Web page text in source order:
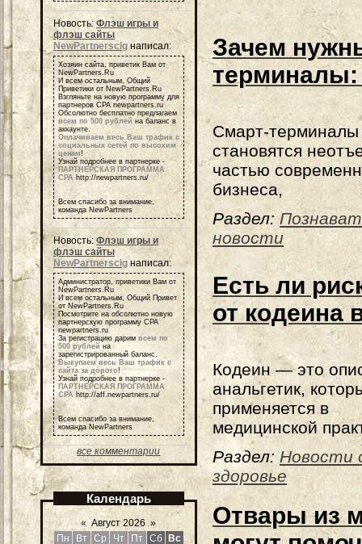
Новость: Флэш игры и
флэш сайты
NewPartnerscig написал:
Хозяин сайта, приветик Вам от
NewPartners.Ru
И всем остальным, Общий
Приветики от NewPartners.Ru
Взгляньте на новую программу для
партнеров СРА newpartners.ru
Обсолютно бесплатно предлагаем
всем по 500 рублей на баланс в
аккаунте.
Оплачиваем весь Ваш трафик с
социальных сетей по высоким
ценам!
Узнай подробнее в партнерке -
ПАРТНЕРСКАЯ ПРОГРАММА
СРА http://newpartners.ru/
Всем спасибо за внимание,
команда NewPartners
Новость:Флэш игры и
флэш сайты
NewPartnerscig написал:
Администратор, приветики Вам от
NewPartners.Ru
И всем остальным, Общий Привет
от NewPartners.Ru
Посмотрите на обсолютно новую
партнерскую программу СРА
newpartners.ru
За регистрацию дарим всем по
500 рублей на
зарегистрированный баланс.
Выкупаем весь Ваш трафик с
сайта за дорого!
Узнай подробнее в партнерке -
ПАРТНЕРСКАЯ ПРОГРАММА
СРА http://aff.newpartners.ru/
Всем спасибо за внимание,
команда NewPartners
все комментарии
Календарь
« Август 2026 »
Пн
Вт Ср Чт Пт Сб
Вс
Зачем
терминалы:
Смарт-терминалы
становятся
частью
бизнеса,
Раздел:
новости
Есть ли
от кодеина
Кодеин — это
анальгетик,
применяется в
медицинской
Раздел: Новости
здоровье
Отвары из